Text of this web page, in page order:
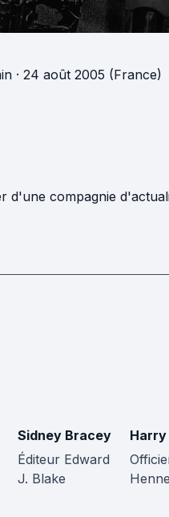
· 24 août 2005 (France)
compagnie
Sidney Bracey
Éditeur Edward
J. Blake
Harry